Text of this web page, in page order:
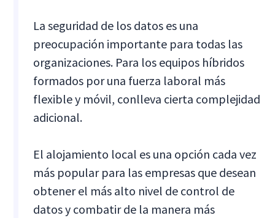
La seguridad de los datos es una
preocupación importante para todas las
organizaciones. Para los equipos híbridos
formados por una fuerza laboral más
flexible y móvil, conlleva cierta complejidad
adicional.
El alojamiento local es una opción cada vez
más popular para las empresas que desean
obtener el más alto nivel de control de
datos y combatir de la manera más